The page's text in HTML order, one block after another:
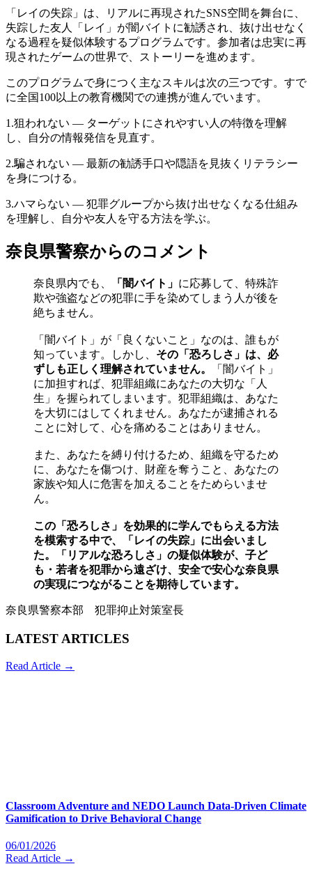
「レイの失踪」は、リアルに再現されたSNS空間を舞台に、
失踪した友人「レイ」が闇バイトに勧誘され、抜け出せなく
なる過程を疑似体験するプログラムです。参加者は忠実に再
現されたゲームの世界で、ストーリーを進めます。
このプログラムで身につく主なスキルは次の三つです。すで
に全国100以上の教育機関での連携が進んでいます。
1.狙われない — ターゲットにされやすい人の特徴を理解
し、自分の情報発信を見直す。
2.騙されない — 最新の勧誘手口や隠語を見抜くリテラシー
を身につける。
3.ハマらない — 犯罪グループから抜け出せなくなる仕組み
を理解し、自分や友人を守る方法を学ぶ。
奈良県警察からのコメント
奈良県内でも、 「闇バイト」 に応募して、特殊詐
欺や強盗などの犯罪に手を染めてしまう人が後を
絶ちません。
「闇バイト」が「良くないこと」なのは、誰もが
知っています。しかし、 その「恐ろしさ」は、必
ずしも正しく理解されていません。
「闇バイト」
に加担すれば、犯罪組織にあなたの大切な「人
生」を握られてしまいます。犯罪組織は、あなた
を大切にはしてくれません。あなたが逮捕される
ことに対して、心を痛めることはありません。
また、あなたを縛り付けるため、組織を守るため
に、あなたを傷つけ、財産を奪うこと、あなたの
家族や知人に危害を加えることをためらいませ
ん。
この「恐ろしさ」を効果的に学んでもらえる方法
を模索する中で、「レイの失踪」に出会いまし
た。「リアルな恐ろしさ」の疑似体験が、子ど
も・若者を犯罪から遠ざけ、安全で安心な奈良県
の実現につながることを期待しています。
奈良県警察本部 犯罪抑止対策室長
LATEST ARTICLES
Read Article →
Classroom Adventure and NEDO Launch Data-Driven Climate
Gamification to Drive Behavioral Change
06/01/2026
Read Article →